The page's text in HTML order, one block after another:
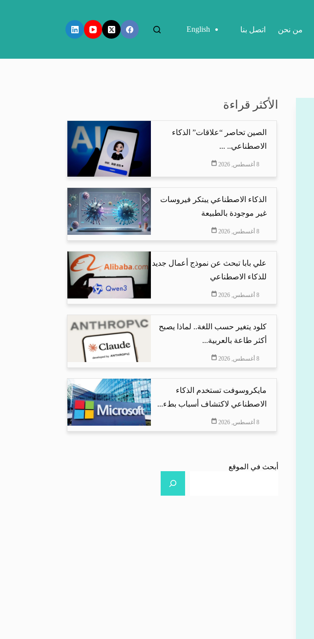
من نحن اتصل بنا English
الأكثر قراءة
الصين تحاصر “علاقات” الذكاء
الاصطناعي.. ...
8 أغسطس, 2026
الذكاء الاصطناعي يبتكر فيروسات
غير موجودة بالطبيعة
8 أغسطس, 2026
علي بابا تبحث عن نموذج أعمال جديد
للذكاء الاصطناعي
8 أغسطس, 2026
كلود يتغير حسب اللغة.. لماذا يصبح
أكثر طاعة بالعربية...
8 أغسطس, 2026
مايكروسوفت تستخدم الذكاء
الاصطناعي لاكتشاف أسباب بطء...
8 أغسطس, 2026
أبحث في الموقع